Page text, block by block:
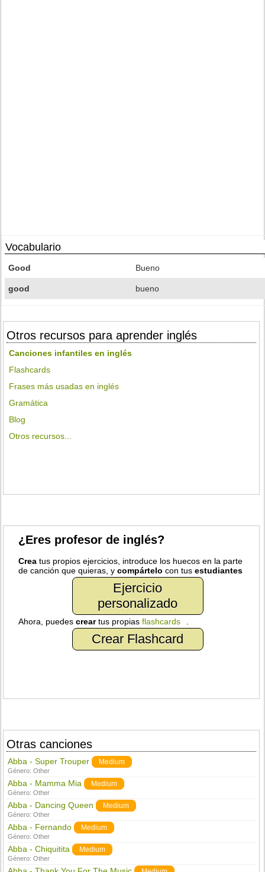
Vocabulario
Good Bueno
good bueno
Otros recursos para aprender inglés
Canciones infantiles en inglés
Flashcards
Frases más usadas en inglés
Gramática
Blog
Otros recursos...
¿Eres profesor de inglés?
Crea tus propios ejercicios, introduce los huecos en la parte
de canción que quieras, ycompártelo con tusestudiantes
Ejercicio
personalizado
Ahora, puedescreartus propiasflashcards
Crear Flashcard
Otras canciones
Abba - Super Trouper Medium
Género:Other
Abba - Mamma Mia Medium
Género:Other
Abba - Dancing Queen Medium
Género:Other
Abba - Fernando Medium
Género:Other
Abba - Chiquitita Medium
Género:Other